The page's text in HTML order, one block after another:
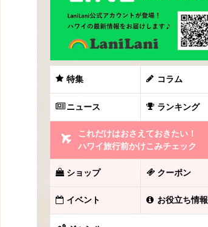
特集 コラム
ニュース ランキング
これだけはおさえておきたい！
ハワイ旅行前かけこみチェック
ショップ クーポン
イベント お役立ち情報